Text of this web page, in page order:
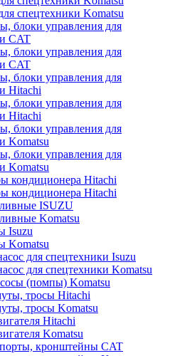
спецтехники Komatsu
блоки управления для
CAT
блоки управления для
CAT
блоки управления для
Hitachi
блоки управления для
Hitachi
блоки управления для
Komatsu
блоки управления для
Komatsu
кондиционера Hitachi
кондиционера Hitachi
ISUZU
Komatsu
Isuzu
Komatsu
для спецтехники Isuzu
для спецтехники Komatsu
(помпы) Komatsu
тросы Hitachi
тросы Komatsu
Hitachi
Komatsu
кронштейны CAT